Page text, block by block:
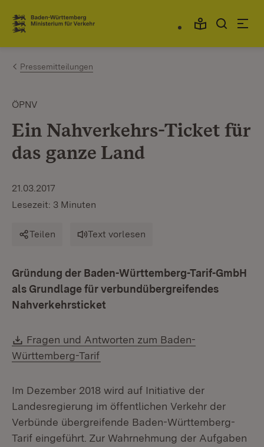
Zum Inhalt springen
Link zur Startseite
Pressemitteilungen
ÖPNV
Ein Nahverkehrs-Ticket für
das ganze Land
21.03.2017
Lesezeit: 3 Minuten
Teilen Text vorlesen
Gründung der Baden-Württemberg-Tarif-GmbH
als Grundlage für verbundübergreifendes
Nahverkehrsticket
Download:
Fragen und Antworten zum Baden-
Württemberg-Tarif
Im Dezember 2018 wird auf Initiative der
Landesregierung im öffentlichen Verkehr der
Verbünde übergreifende Baden-Württemberg-
Tarif eingeführt. Zur Wahrnehmung der Aufgaben